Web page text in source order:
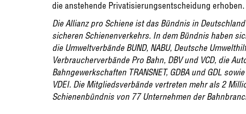
die anstehende Privatisierungsentscheidung erhoben.
Die Allianz pro Schiene ist das Bündnis in
sicheren Schienenverkehrs. In dem Bündnis haben
die Umweltverbände BUND, NABU, Deutsche
Verbraucherverbände Pro Bahn, DBV und VCD, die
Bahngewerkschaften TRANSNET, GDBA und GDL
VDEI. Die Mitgliedsverbände vertreten mehr als 2
Schienenbündnis von 77 Unternehmen der